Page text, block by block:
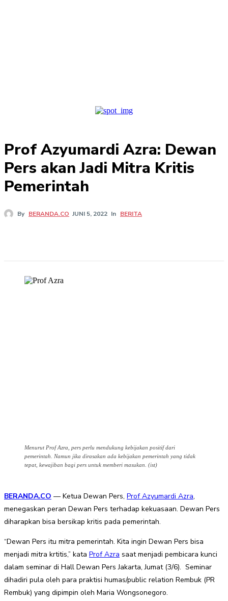
Prof Azyumardi Azra: Dewan
Pers akan Jadi Mitra Kritis
Pemerintah
By BERANDA.CO JUNI 5, 2022 In BERITA
Menurut Prof Azra, pers perlu mendukung kebijakan positif dari
pemerintah. Namun jika dirasakan ada kebijakan pemerintah yang tidak
tepat, kewajiban bagi pers untuk memberi masukan. (ist)
BERANDA.CO — Ketua Dewan Pers, Prof Azyumardi Azra,
menegaskan peran Dewan Pers terhadap kekuasaan. Dewan Pers
diharapkan bisa bersikap kritis pada pemerintah.
“Dewan Pers itu mitra pemerintah. Kita ingin Dewan Pers bisa
menjadi mitra krtitis,” kata Prof Azra saat menjadi pembicara kunci
dalam seminar di Hall Dewan Pers Jakarta, Jumat (3/6). Seminar
dihadiri pula oleh para praktisi humas/public relation Rembuk (PR
Rembuk) yang dipimpin oleh Maria Wongsonegoro.